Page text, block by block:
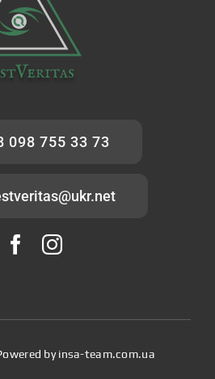
098 755 33 73
byinsa-team.com.ua